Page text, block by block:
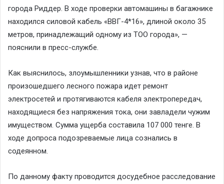
города Риддер. В ходе проверки автомашины в багажнике
находился силовой кабель «ВВГ-4*16», длиной около 35
метров, принадлежащий одному из ТОО города», —
пояснили в пресс-службе.
Как выяснилось, злоумышленники узнав, что в районе
произошедшего лесного пожара идет ремонт
электросетей и протягиваются кабеля электропередач,
находящиеся без напряжения тока, они завладели чужим
имуществом. Сумма ущерба составила 107 000 тенге. В
ходе допроса подозреваемые лица сознались в
содеянном.
По данному факту проводится досудебное расследование